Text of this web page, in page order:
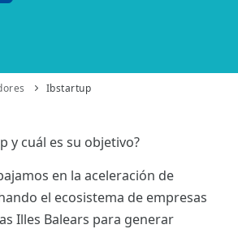
Ibstartup
y cuál es su objetivo?
en la aceleración de
el ecosistema de empresas
Illes Balears para generar